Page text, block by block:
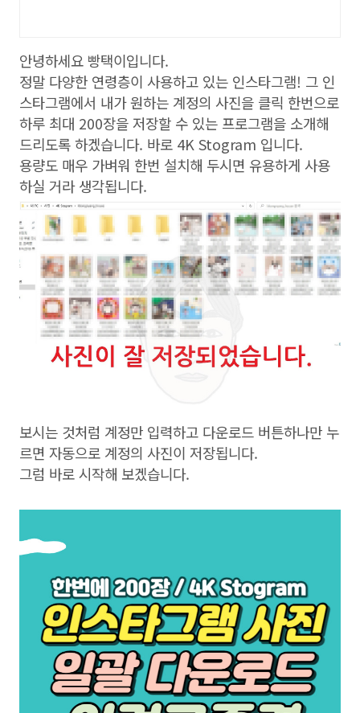
안녕하세요 빵택이입니다.
정말 다양한 연령층이 사용하고 있는 인스타그램! 그 인
스타그램에서 내가 원하는 계정의 사진을 클릭 한번으로
하루 최대 200장을 저장할 수 있는 프로그램을 소개해
드리도록 하겠습니다. 바로 4K Stogram 입니다.
용량도 매우 가벼워 한번 설치해 두시면 유용하게 사용
하실 거라 생각됩니다.
보시는 것처럼 계정만 입력하고 다운로드 버튼하나만 누
르면 자동으로 계정의 사진이 저장됩니다.
그럼 바로 시작해 보겠습니다.